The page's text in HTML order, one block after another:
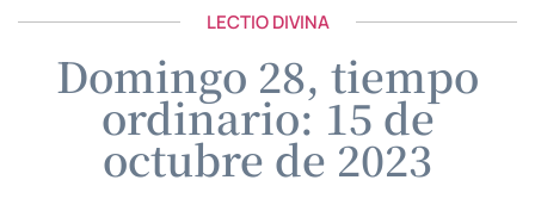
LECTIO DIVINA
Domingo 28, tiempo
ordinario: 15 de
octubre de 2023